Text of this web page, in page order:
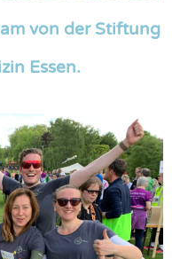
von der Stiftung
Essen.